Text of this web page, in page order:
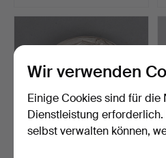
Wir verwenden
Einige Cookies sind für die
Dienstleistung
selbst verwalten können,